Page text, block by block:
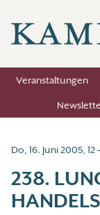
Veranstaltungen
Do, 16. Juni 2005, 12
238.